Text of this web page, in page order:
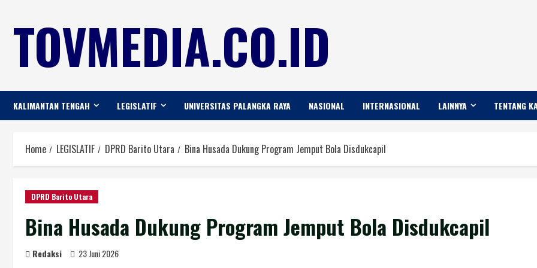
TOVMEDIA.CO.ID
KALIMANTAN TENGAH LEGISLATIF UNIVERSITAS PALANGKA RAYA NASIONAL INTERNASIONAL LAINNYA TENTANG
Home LEGISLATIF DPRD Barito Utara Bina Husada Dukung Program Jemput Bola Disdukcapil
DPRD Barito Utara
Bina Husada Dukung Program Jemput Bola Disdukcapil
Redaksi 23 Juni 2026